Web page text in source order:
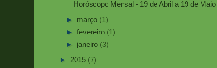
Horóscopo Mensal - 19 de Abril a 19 de Maio
► março (1)
►fevereiro (1)
► janeiro (3)
► 2015 (7)